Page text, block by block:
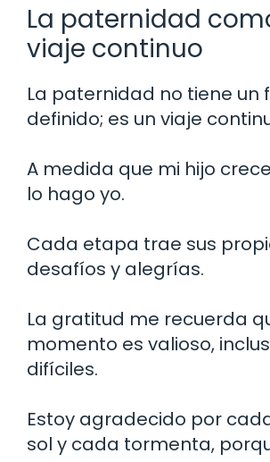
La paternidad
viaje continuo
La paternidad no tiene un
definido; es un viaje
A medida que mi hijo
lo hago yo.
Cada etapa trae sus
desafíos y alegrías.
La gratitud me recuerda
momento es valioso,
difíciles.
Estoy agradecido por
sol y cada tormenta,